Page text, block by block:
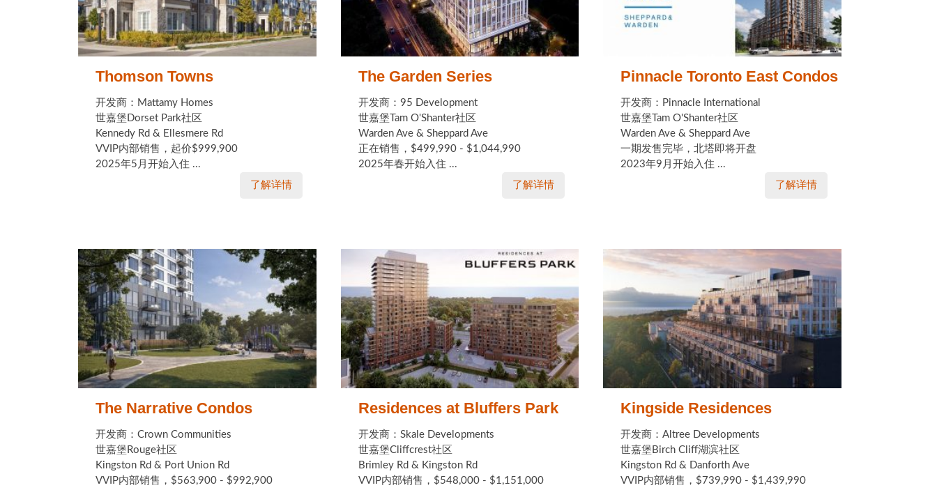
Thomson Towns
开发商：Mattamy Homes
世嘉堡Dorset Park社区
Kennedy Rd & Ellesmere Rd
VVIP内部销售，起价$999,900
2025年5月开始入住 ...
了解详情
The Garden Series
开发商：95 Development
世嘉堡Tam O'Shanter社区
Warden Ave & Sheppard Ave
正在销售，$499,990 - $1,044,990
2025年春开始入住 ...
了解详情
Pinnacle Toronto East Condos
开发商：Pinnacle International
世嘉堡Tam O'Shanter社区
Warden Ave & Sheppard Ave
一期发售完毕，北塔即将开盘
2023年9月开始入住 ...
了解详情
The Narrative Condos
开发商：Crown Communities
世嘉堡Rouge社区
Kingston Rd & Port Union Rd
VVIP内部销售，$563,900 - $992,900
Residences at Bluffers Park
开发商：Skale Developments
世嘉堡Cliffcrest社区
Brimley Rd & Kingston Rd
VVIP内部销售，$548,000 - $1,151,000
Kingside Residences
开发商：Altree Developments
世嘉堡Birch Cliff湖滨社区
Kingston Rd & Danforth Ave
VVIP内部销售，$739,990 - $1,439,990